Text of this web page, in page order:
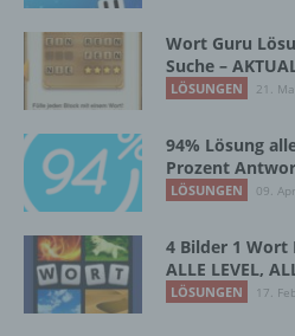
Wort Guru
Suche –
LÖSUNGEN 21.
94% Lösung
Prozent
LÖSUNGEN 09.
4 Bilder 1 Wort
ALLE LEVEL,
LÖSUNGEN 17.
Sind die Zwecke und
Verarbeitung durch
das Recht der
so kann der
beziehungsweise
Kriterien seiner
Unionsrecht oder dem
Mitgliedstaaten
h) Auftragsverarbeiter